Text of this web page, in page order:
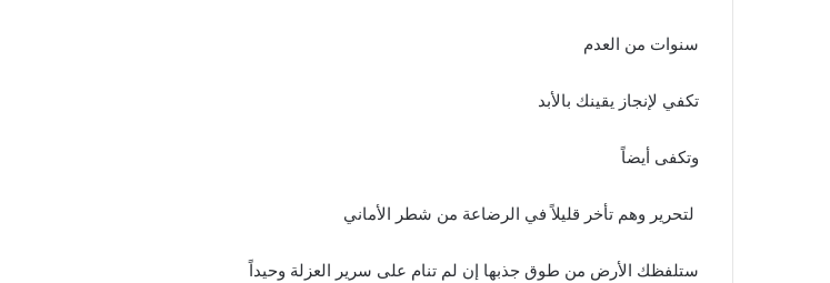
سنوات من العدم
تكفي لإنجاز يقينك بالأبد
وتكفى أيضاً
لتحرير وهم تأخر قليلاً في الرضاعة من شطر الأماني
ستلفظك الأرض من طوق جذبها إن لم تنام على سرير العزلة وحيداً